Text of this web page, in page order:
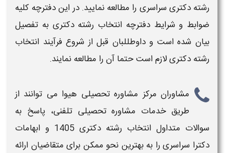
رشته دکتری سراسری را مطالعه نمایید. در این دفترچه کلیه
ضوابط و شرایط دفترچه انتخاب رشته دکتریبه تفصیل
بیان شده است و داوطللبان قبل از شروع فرآیند انتخاب
رشته دکتریلازم است حتما آن را مطالعه نمایند.
مشاوران مرکز مشاوره تحصیلی هیوا می توانند از
طریق خدمات مشاوره تحصیلی تلفنی، پاسخ به
سوالات متداول انتخاب رشته دکتری 1405 و ابهامات
دکترا سراسری را به بهترین نحو ممکن برای متقاضیان ارائه